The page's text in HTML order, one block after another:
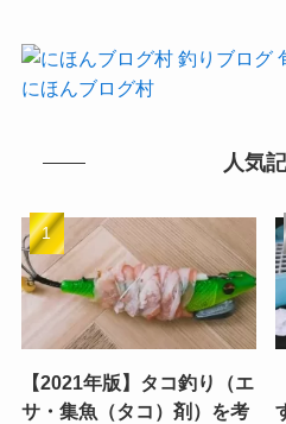
にほんブログ村
人気
【2021年版】タコ釣り（エ
サ・集魚（タコ）剤）を考